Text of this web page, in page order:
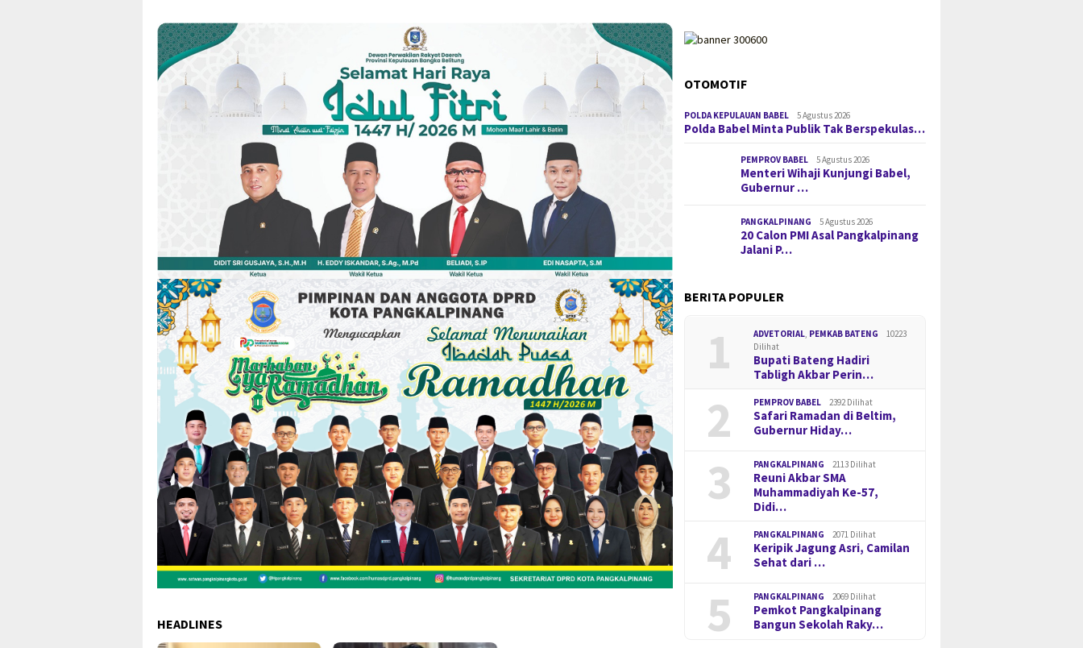
HEADLINES
OTOMOTIF
POLDA KEPULAUAN BABEL 5 Agustus 2026
Polda Babel Minta Publik Tak Berspekulas…
PEMPROV BABEL 5 Agustus 2026
Menteri Wihaji Kunjungi Babel,
Gubernur …
PANGKALPINANG 5 Agustus 2026
20 Calon PMI Asal Pangkalpinang
Jalani P…
BERITA POPULER
1 ADVETORIAL PEMKAB BATENG
10223
Dilihat
Bupati Bateng Hadiri
Tabligh Akbar Perin…
2 PEMPROV BABEL 2392 Dilihat
Safari Ramadan di Beltim,
Gubernur Hiday…
3 PANGKALPINANG 2113 Dilihat
Reuni Akbar SMA
Muhammadiyah Ke-57,
Didi…
4 PANGKALPINANG 2071 Dilihat
Keripik Jagung Asri, Camilan
Sehat dari …
5 PANGKALPINANG 2069 Dilihat
Pemkot Pangkalpinang
Bangun Sekolah Raky…